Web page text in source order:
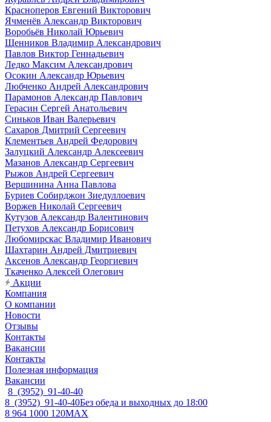
Красноперов Евгений Викторович
Ячменёв Александр Викторович
Воробьёв Николай Юрьевич
Щенников Владимир Александрович
Павлов Виктор Геннадьевич
Ледко Максим Александрович
Осокин Александр Юрьевич
Любченко Андрей Александрович
Парамонов Александр Павлович
Герасин Сергей Анатольевич
Синьков Иван Валерьевич
Сахаров Дмитрий Сергеевич
Клементьев Андрей Федорович
Залуцкий Александр Алексеевич
Мазанов Александр Сергеевич
Рыжов Андрей Сергеевич
Вершинина Анна Павлова
Буриев Собирджон Зиедуллоевич
Воржев Николай Сергеевич
Кутузов Александр Валентинович
Петухов Александр Борисович
Любомирскас Владимир Иванович
Шахтарин Андрей Дмитриевич
Аксенов Александр Георгиевич
Ткаченко Алексей Олегович
Акции
Компания
О компании
Новости
Отзывы
Контакты
Вакансии
Контакты
Полезная информация
Вакансии
8 (3952) 91-40-40
8 (3952) 91-40-40Без обеда и выходных до 18:00
8 964 1000 120MAX